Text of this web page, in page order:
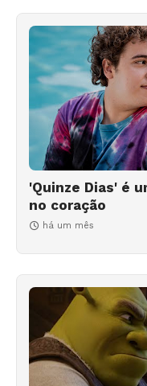
'Quinze Dias' é
no coração
há um mês